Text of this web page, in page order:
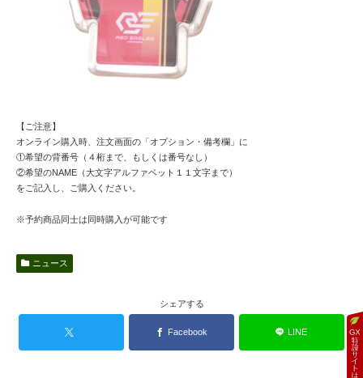
【ご注意】
オンライン購入時、注文画面の「オプション・備考欄」に
①希望の背番号（４桁まで、もしくは番号なし）
②希望のNAME（大文字アルファベット１１文字まで）
をご記入し、ご購入ください。
※予約商品同士は同時購入が可能です
ニュース
シェアする
Facebook LINE